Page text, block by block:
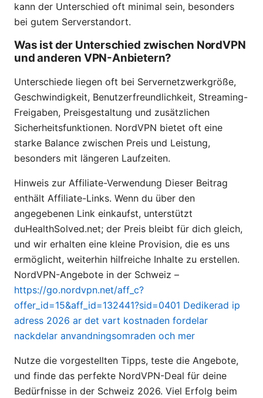
kann der Unterschied oft minimal sein, besonders
bei gutem Serverstandort.
Was ist der Unterschied zwischen NordVPN
und anderen VPN-Anbietern?
Unterschiede liegen oft bei Servernetzwerkgröße,
Geschwindigkeit, Benutzerfreundlichkeit, Streaming-
Freigaben, Preisgestaltung und zusätzlichen
Sicherheitsfunktionen. NordVPN bietet oft eine
starke Balance zwischen Preis und Leistung,
besonders mit längeren Laufzeiten.
Hinweis zur Affiliate-Verwendung Dieser Beitrag
enthält Affiliate-Links. Wenn du über den
angegebenen Link einkaufst, unterstützt
duHealthSolved.net; der Preis bleibt für dich gleich,
und wir erhalten eine kleine Provision, die es uns
ermöglicht, weiterhin hilfreiche Inhalte zu erstellen.
NordVPN-Angebote in der Schweiz –
https://go.nordvpn.net/aff_c?
offer_id=15&aff_id=132441?sid=0401 Dedikerad ip
adress 2026 ar det vart kostnaden fordelar
nackdelar anvandningsomraden och mer
Nutze die vorgestellten Tipps, teste die Angebote,
und finde das perfekte NordVPN-Deal für deine
Bedürfnisse in der Schweiz 2026. Viel Erfolg beim